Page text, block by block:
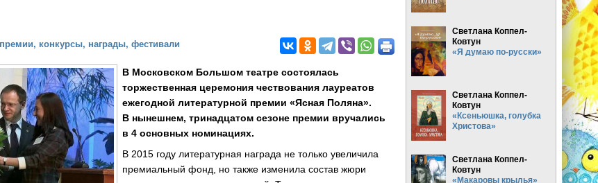
конкурсы, награды, фестивали
В Московском Большом театре состоялась
торжественная церемония чествования лауреатов
ежегодной литературной премии «Ясная Поляна».
В нынешнем, тринадцатом сезоне премии вручались
в 4 основных номинациях.
В 2015 году литературная награда не только увеличила
премиальный фонд, но также изменила состав жюри
Светлана Коппел-
Ковтун
«Я думаю по-русски»
Светлана Коппел-
Ковтун
«Ксеньюшка, голубка
Христова»
Светлана Коппел-
Ковтун
«Макаровы крылья»